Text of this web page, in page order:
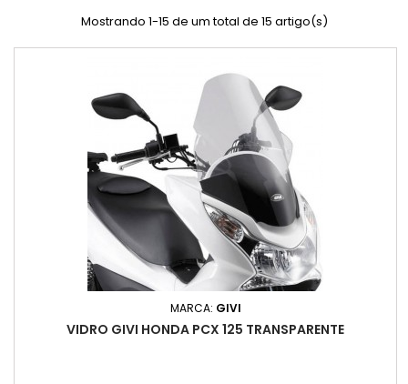
Mostrando 1-15 de um total de 15 artigo(s)
MARCA: GIVI
VIDRO GIVI HONDA PCX 125 TRANSPARENTE